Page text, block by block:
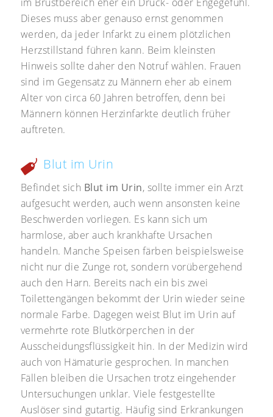
Dieses muss aber genauso ernst genommen
werden, da jeder Infarkt zu einem plötzlichen
Herzstillstand führen kann. Beim kleinsten
Hinweis sollte daher den Notruf wählen. Frauen
sind im Gegensatz zu Männern eher ab einem
Alter von circa 60 Jahren betroffen, denn bei
Männern können Herzinfarkte deutlich früher
auftreten.
Blut im Urin
Befindet sich Blut im Urin, sollte immer ein Arzt
aufgesucht werden, auch wenn ansonsten keine
Beschwerden vorliegen. Es kann sich um
harmlose, aber auch krankhafte Ursachen
handeln. Manche Speisen färben beispielsweise
nicht nur die Zunge rot, sondern vorübergehend
auch den Harn. Bereits nach ein bis zwei
Toilettengängen bekommt der Urin wieder seine
normale Farbe. Dagegen weist Blut im Urin auf
vermehrte rote Blutkörperchen in der
Ausscheidungsflüssigkeit hin. In der Medizin wird
auch von Hämaturie gesprochen. In manchen
Fällen bleiben die Ursachen trotz eingehender
Untersuchungen unklar. Viele festgestellte
Auslöser sind gutartig. Häufig sind Erkrankungen